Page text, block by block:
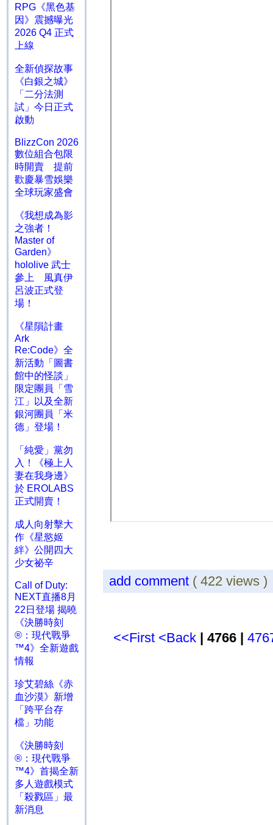
RPG《黑色基
因》震撼曝光
2026 Q4 正式
上線
全新偵探故事
《白銀之城》
「二分法測
試」今日正式
啟動
BlizzCon 2026
數位組合包限
時開賣 提前
歡慶暴雪娛樂
全球玩家盛會
《我想成為影
之強者！
Master of
Garden》
hololive 武士
參上 風真伊
呂波正式登
場！
《星隕計畫
Ark
Re:Code》全
新活動「圖書
館中的怪談」
限定團員「雪
江」以及全新
銀河團員「米
德」登場！
「純愛」黨勿
入！《極上人
妻在我身邊》
於 EROLABS
正式開賣！
成人向射擊大
作《星慾姬
絆》公開四大
少女祕辛
Call of Duty:
NEXT直播8月
22日登場 揭曉
《決勝時刻
®：現代戰爭
™4》全新遊戲
情報
珍艾碧絲《赤
血沙漠》新增
「跨平台存
檔」功能
《決勝時刻
®：現代戰爭
™4》首揭全新
多人遊戲模式
「殺戮區」最
新消息
add comment ( 422
<<First <Back | 4766 |